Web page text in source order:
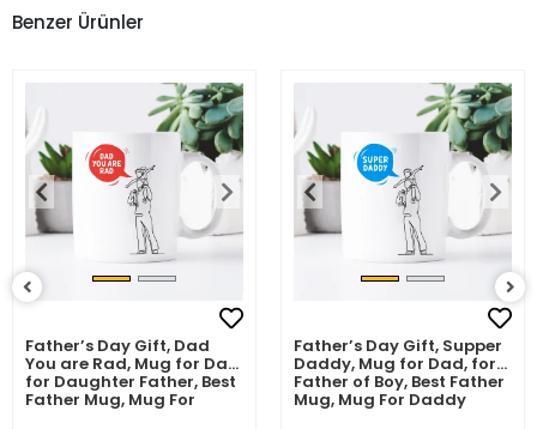
Benzer Ürünler
Father’s Day Gift, Dad
You are Rad, Mug for Dad,
for Daughter Father, Best
Father Mug, Mug For
Father’s Day Gift, Supper
Daddy, Mug for Dad, for
Father of Boy, Best Father
Mug, Mug For Daddy